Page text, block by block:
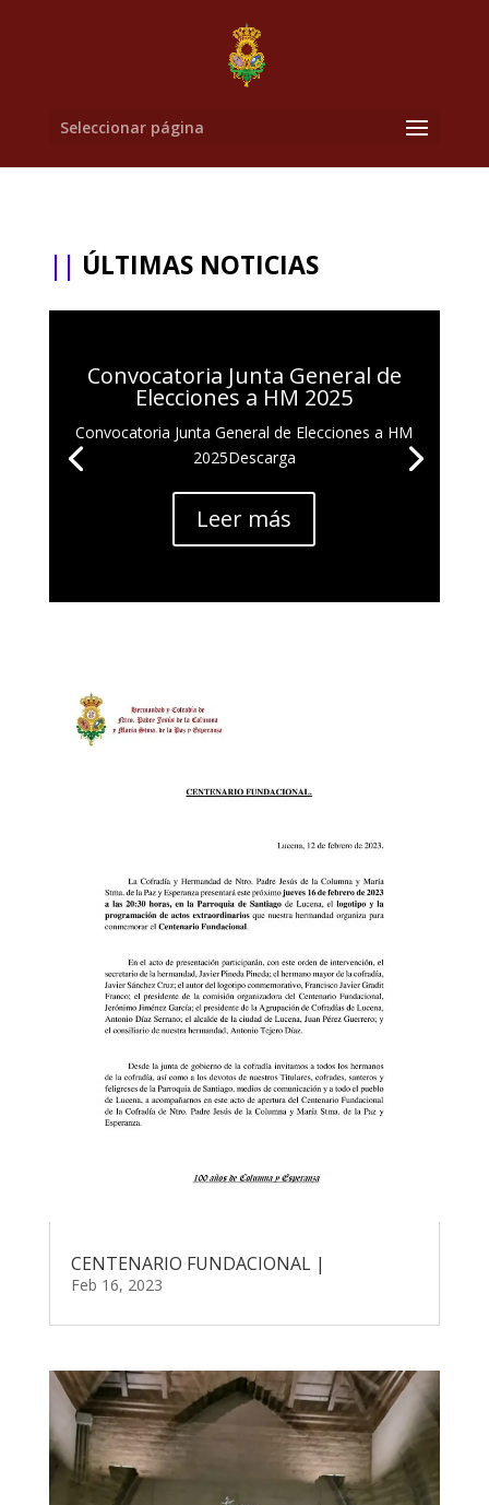
Seleccionar página
|| ÚLTIMAS NOTICIAS
Convocatoria Junta General de
Elecciones a HM 2025
Convocatoria Junta General de Elecciones a HM
2025Descarga
Leer más
CENTENARIO FUNDACIONAL |
Feb 16, 2023